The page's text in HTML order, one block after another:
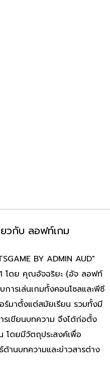
วกับ ลอฟท์เกม
BY ADMIN AUD"
โดย คุณอัจฉริยะ (อัจ ลอฟท์
ารเล่นเกมทั้งคอนโซลและพีซี
ร์มาตั้งแต่สมัยเรียน รวมทั้งมี
รเขียนบทความ จึงได้ก่อตั้ง
โดยมีวัตถุประสงค์เพื่อ
านบทความและข่าวสารต่าง